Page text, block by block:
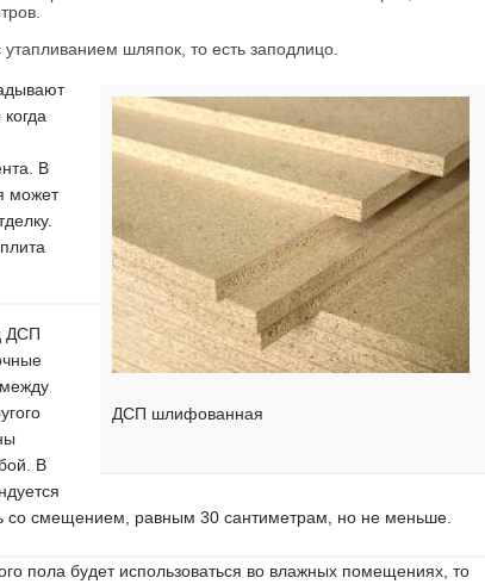
шляпок, то есть заподлицо.
ДСП шлифованная
В
может
ДСП
В
со смещением, равным 30 сантиметрам, но не меньше.
пола будет использоваться во влажных помещениях, то